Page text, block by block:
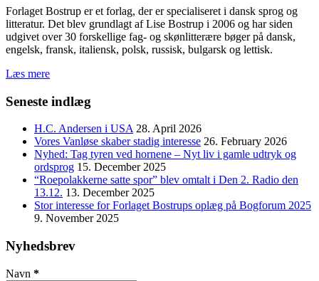
Forlaget Bostrup er et forlag, der er specialiseret i dansk sprog og
litteratur. Det blev grundlagt af Lise Bostrup i 2006 og har siden
udgivet over 30 forskellige fag- og skønlitterære bøger på dansk,
engelsk, fransk, italiensk, polsk, russisk, bulgarsk og lettisk.
Læs mere
Seneste indlæg
H.C. Andersen i USA 28. April 2026
Vores Vanløse skaber stadig interesse 26. February 2026
Nyhed: Tag tyren ved hornene – Nyt liv i gamle udtryk og
ordsprog 15. December 2025
“Roepolakkerne satte spor” blev omtalt i Den 2. Radio den
13.12. 13. December 2025
Stor interesse for Forlaget Bostrups oplæg på Bogforum 2025
9. November 2025
Nyhedsbrev
Navn *